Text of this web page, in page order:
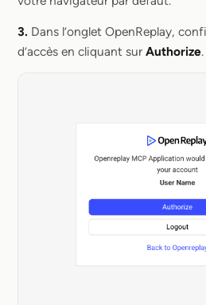
3. Dans l’onglet OpenReplay,
d’accès en cliquant sur Authorize.